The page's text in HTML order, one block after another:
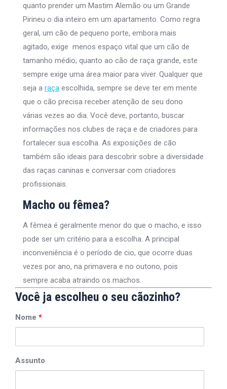
quanto prender um Mastim Alemão ou um Grande
Pirineu o dia inteiro em um apartamento. Como regra
geral, um cão de pequeno porte, embora mais
agitado, exige menos espaço vital que um cão de
tamanho médio; quanto ao cão de raça grande, este
sempre exige uma área maior para viver. Qualquer que
seja a raça escolhida, sempre se deve ter em mente
que o cão precisa receber atenção de seu dono
várias vezes ao dia. Você deve, portanto, buscar
informações nos clubes de raça e de criadores para
fortalecer sua escolha. As exposições de cão
também são ideais para descobrir sobre a diversidade
das raças caninas e conversar com criadores
profissionais.
Macho ou fêmea?
A fêmea é geralmente menor do que o macho, e isso
pode ser um critério para a escolha. A principal
inconveniência é o período de cio, que ocorre duas
vezes por ano, na primavera e no outono, pois
sempre acaba atraindo os machos.
Você ja escolheu o seu cãozinho?
Nome *
Assunto